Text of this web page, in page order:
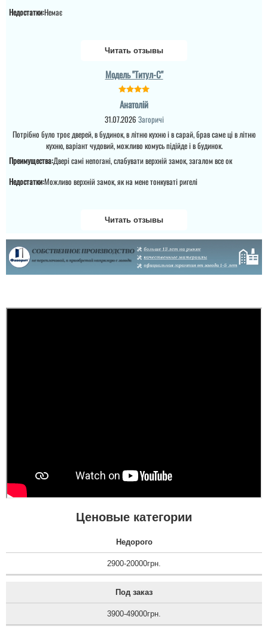
Непоганий варінт, дуже
сподобався в своїй ціні і
є в наявності, та хороша
ціна, мені потрібно були
закрить два проєми і
Недостатки:Немає
Читать отзывы
Модель "Титул-C"
Анатолій
31.07.2026 Загоричі
Потрібно було троє дверей, в будинок, в літню кухню і в сарай, брав саме ці в літню
кухню, варіант чудовий, можливо комусь підійде і в будинок.
Преимущества:Двері самі непогані, слабувати верхній замок, загалом все ок
Недостатки:Можливо верхній замок, як на мене тонкуваті ригелі
Читать отзывы
Ценовые категории
Недорого
2900-20000грн.
Под заказ
3900-49000грн.